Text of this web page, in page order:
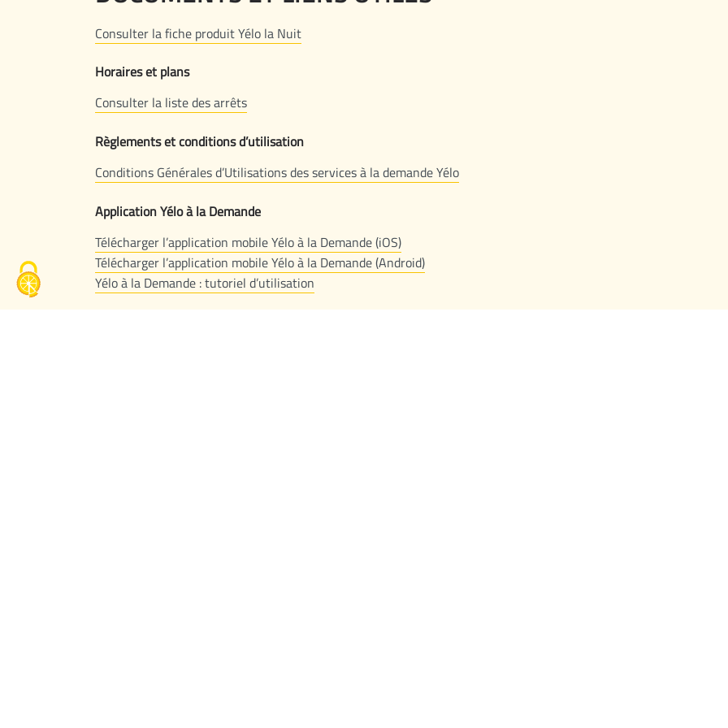
Consulter la fiche produit Yélo la Nuit
Horaires et plans
Consulter la liste des arrêts
Règlements et conditions d’utilisation
Conditions Générales d’Utilisations des services à la demande Yélo
Application Yélo à la Demande
Télécharger l’application mobile Yélo à la Demande (iOS)
Télécharger l’application mobile Yélo à la Demande (Android)
Yélo à la Demande : tutoriel d’utilisation